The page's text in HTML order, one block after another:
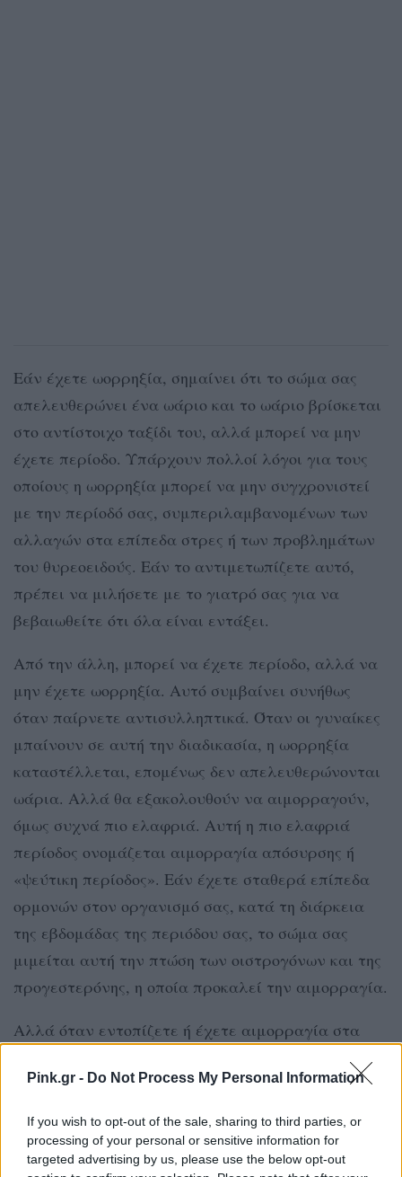
Pink.gr - Do Not Process My Personal Information
If you wish to opt-out of the sale, sharing to third parties, or
processing of your personal or sensitive information for
targeted advertising by us, please use the below opt-out
Εάν έχετε ωορρηξία, σημαίνει ότι το σώμα σας
απελευθερώνει ένα ωάριο και το ωάριο βρίσκεται
στο αντίστοιχο ταξίδι του, αλλά μπορεί να μην
έχετε περίοδο. Υπάρχουν πολλοί λόγοι για τους
οποίους η ωορρηξία μπορεί να μην συγχρονιστεί
με την περίοδό σας, συμπεριλαμβανομένων των
αλλαγών στα επίπεδα στρες ή των προβλημάτων
του θυρεοειδούς. Εάν το αντιμετωπίζετε αυτό,
πρέπει να μιλήσετε με το γιατρό σας για να
βεβαιωθείτε ότι όλα είναι εντάξει.
Από την άλλη, μπορεί να έχετε περίοδο, αλλά να
μην έχετε ωορρηξία. Αυτό συμβαίνει συνήθως
όταν παίρνετε αντισυλληπτικά. Όταν οι γυναίκες
μπαίνουν σε αυτή την διαδικασία, η ωορρηξία
καταστέλλεται, επομένως δεν απελευθερώνονται
ωάρια. Αλλά θα εξακολουθούν να αιμορραγούν,
όμως συχνά πιο ελαφριά. Αυτή η πιο ελαφριά
περίοδος ονομάζεται αιμορραγία απόσυρσης ή
«ψεύτικη περίοδος». Εάν έχετε σταθερά επίπεδα
ορμονών στον οργανισμό σας, κατά τη διάρκεια
της εβδομάδας της περιόδου σας, το σώμα σας
μιμείται αυτή την πτώση των οιστρογόνων και της
προγεστερόνης, η οποία προκαλεί την αιμορραγία.
Αλλά όταν εντοπίζετε ή έχετε αιμορραγία στα
με την απελευθέρωση ωαρίων. Έτσι, ενώ οι
ωορρηξία είναι λίγο πιο περίπλοκη.